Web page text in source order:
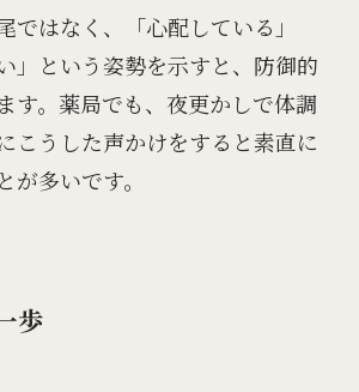
ではなく、「心配している」
」という姿勢を示すと、防御的
す。薬局でも、夜更かしで体調
こうした声かけをすると素直に
が多いです。
歩